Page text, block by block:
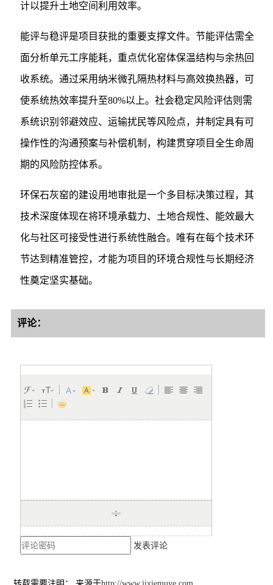
计以提升土地空间利用效率。
能评与稳评是项目获批的重要支撑文件。节能评估需全
面分析单元工序能耗，重点优化窑体保温结构与余热回
收系统。通过采用纳米微孔隔热材料与高效换热器，可
使系统热效率提升至80%以上。社会稳定风险评估则需
系统识别邻避效应、运输扰民等风险点，并制定具有可
操作性的沟通预案与补偿机制，构建贯穿项目全生命周
期的风险防控体系。
环保石灰窑的建设用地审批是一个多目标决策过程，其
技术深度体现在将环境承载力、土地合规性、能效最大
化与社区可接受性进行系统性融合。唯有在每个技术环
节达到精准管控，才能为项目的环境合规性与长期经济
性奠定坚实基础。
评论：
发表评论